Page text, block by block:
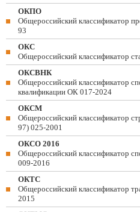
ОКПО
Общероссийский классификатор
93
ОКС
Общероссийский классификатор
ОКСВНК
Общероссийский классификатор
квалификации ОК 017-2024
ОКСМ
Общероссийский классификатор
97) 025-2001
ОКСО 2016
Общероссийский классификатор
009-2016
ОКТС
Общероссийский классификатор
2015